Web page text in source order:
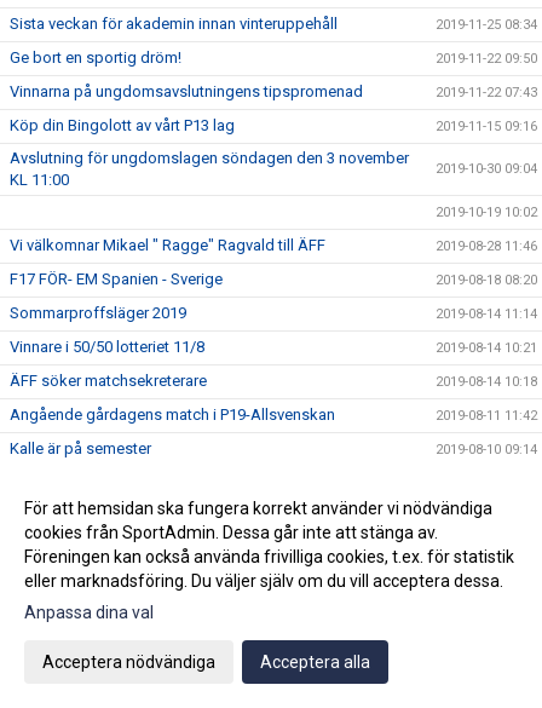
Sista veckan för akademin innan vinteruppehåll 2019-11-25 08:34
Ge bort en sportig dröm! 2019-11-22 09:50
Vinnarna på ungdomsavslutningens tipspromenad 2019-11-22 07:43
Köp din Bingolott av vårt P13 lag 2019-11-15 09:16
Avslutning för ungdomslagen söndagen den 3 november
KL 11:00
2019-10-30 09:04
2019-10-19 10:02
Vi välkomnar Mikael " Ragge" Ragvald till ÄFF 2019-08-28 11:46
F17 FÖR- EM Spanien - Sverige 2019-08-18 08:20
Sommarproffsläger 2019 2019-08-14 11:14
Vinnare i 50/50 lotteriet 11/8 2019-08-14 10:21
ÄFF söker matchsekreterare 2019-08-14 10:18
Angående gårdagens match i P19-Allsvenskan 2019-08-11 11:42
Kalle är på semester 2019-08-10 09:14
FitLine är ny samarbetspartner 2019-08-03 14:21
ÄFF söker matchsekreterare 2019-08-01 13:00
Flera lag drar igång igen 2019-07-22 14:01
Bemanning på våra kanslier i sommar
Vinnare i 50/50 lotteriet 29/6
För att hemsidan ska fungera korrekt använder vi nödvändiga
cookies från SportAdmin. Dessa går inte att stänga av.
Föreningen kan också använda frivilliga cookies, t.ex. för statistik
eller marknadsföring. Du väljer själv om du vill acceptera dessa.
Anpassa dina val
Acceptera nödvändiga Acceptera alla